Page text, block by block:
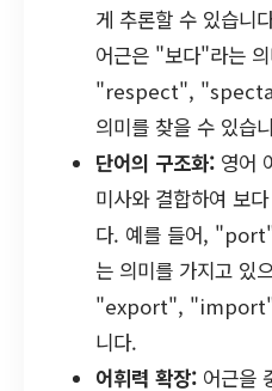
게 추론할 수 있습
어근은 "보다"라는
"respect",
의미를 찾을 수 있습
단어의 구조화: 영어
미사와 결합하여 보
다. 예를 들어,
는 의미를 가지고
"export", "import"
니다.
어휘력 확장: 어근을